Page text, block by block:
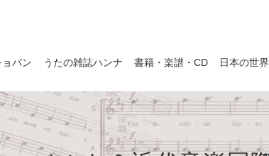
ョパン うたの雑誌ハンナ 書籍・楽譜・CD 日本の世